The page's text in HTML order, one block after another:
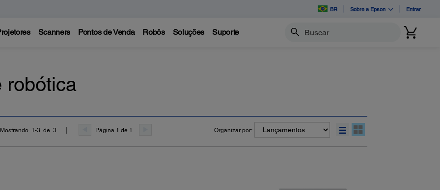
BR Sobre a Epson Entrar
Scanners Pontos de Venda Robôs Soluções Suporte Buscar
robótica
Mostrando 1-3 de 3 Página 1 de 1 Organizar por: